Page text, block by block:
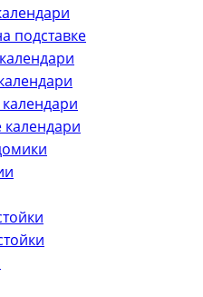
подставке